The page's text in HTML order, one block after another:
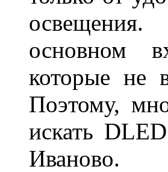
основном
которые не
Поэтому,
искать
Иваново.